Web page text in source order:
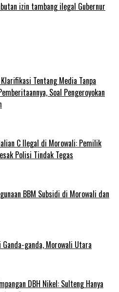
izin tambang ilegal Gubernur
Tentang Media Tanpa
Soal Pengeroyokan
C Ilegal di Morowali: Pemilik
Polisi Tindak Tegas
BBM Subsidi di Morowali dan
ganda, Morowali Utara
DBH Nikel: Sulteng Hanya